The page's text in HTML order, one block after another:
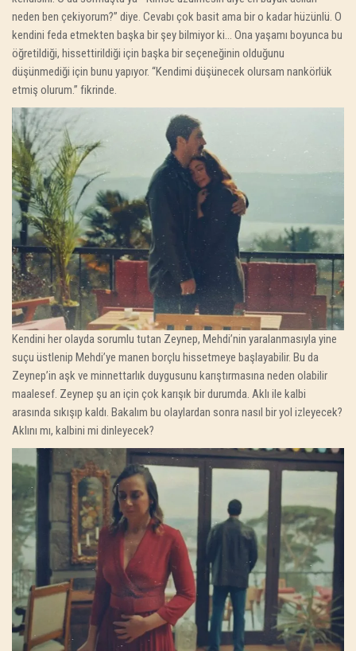
neden ben çekiyorum?” diye. Cevabı çok basit ama bir o kadar hüzünlü. O
kendini feda etmekten başka bir şey bilmiyor ki… Ona yaşamı boyunca bu
öğretildiği, hissettirildiği için başka bir seçeneğinin olduğunu
düşünmediği için bunu yapıyor. “Kendimi düşünecek olursam nankörlük
etmiş olurum.” fikrinde.
Kendini her olayda sorumlu tutan Zeynep, Mehdi’nin yaralanmasıyla yine
suçu üstlenip Mehdi’ye manen borçlu hissetmeye başlayabilir. Bu da
Zeynep’in aşk ve minnettarlık duygusunu karıştırmasına neden olabilir
maalesef. Zeynep şu an için çok karışık bir durumda. Aklı ile kalbi
arasında sıkışıp kaldı. Bakalım bu olaylardan sonra nasıl bir yol izleyecek?
Aklını mı, kalbini mi dinleyecek?